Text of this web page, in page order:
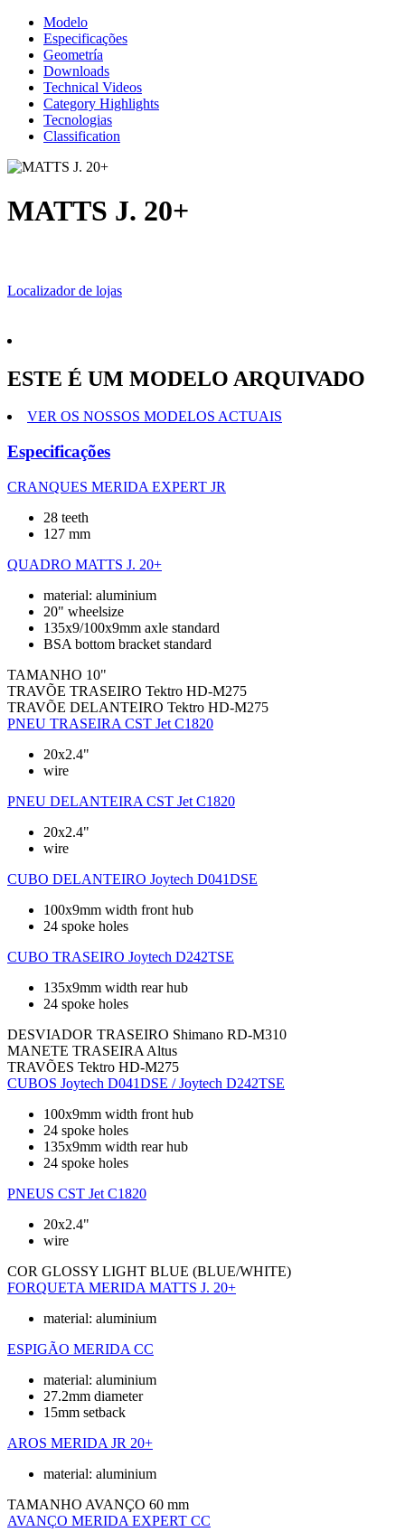
Modelo
Especificações
Geometría
Downloads
Technical Videos
Category Highlights
Tecnologias
Classification
MATTS J. 20+
Localizador de lojas
ESTE É UM MODELO ARQUIVADO
VER OS NOSSOS MODELOS ACTUAIS
Especificações
CRANQUES MERIDA EXPERT JR
28 teeth
127 mm
QUADRO MATTS J. 20+
material: aluminium
20" wheelsize
135x9/100x9mm axle standard
BSA bottom bracket standard
TAMANHO 10"
TRAVÕE TRASEIRO Tektro HD-M275
TRAVÕE DELANTEIRO Tektro HD-M275
PNEU TRASEIRA CST Jet C1820
20x2.4"
wire
PNEU DELANTEIRA CST Jet C1820
20x2.4"
wire
CUBO DELANTEIRO Joytech D041DSE
100x9mm width front hub
24 spoke holes
CUBO TRASEIRO Joytech D242TSE
135x9mm width rear hub
24 spoke holes
DESVIADOR TRASEIRO Shimano RD-M310
MANETE TRASEIRA Altus
TRAVÕES Tektro HD-M275
CUBOS Joytech D041DSE / Joytech D242TSE
100x9mm width front hub
24 spoke holes
135x9mm width rear hub
24 spoke holes
PNEUS CST Jet C1820
20x2.4"
wire
COR GLOSSY LIGHT BLUE (BLUE/WHITE)
FORQUETA MERIDA MATTS J. 20+
material: aluminium
ESPIGÃO MERIDA CC
material: aluminium
27.2mm diameter
15mm setback
AROS MERIDA JR 20+
material: aluminium
TAMANHO AVANÇO 60 mm
AVANÇO MERIDA EXPERT CC